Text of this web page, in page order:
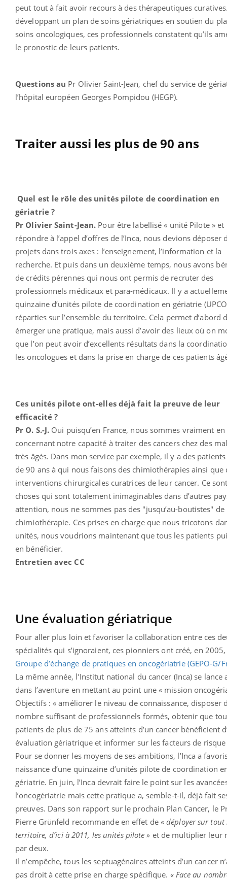
peut tout à fait avoir recours à des thérapeutiques
développant un plan de soins gériatriques en soutien du
soins oncologiques, ces professionnels constatent qu’ils
le pronostic de leurs patients.
Questions au Pr Olivier Saint-Jean, chef du service de
l’hôpital européen Georges Pompidou (HEGP).
Traiter aussi les plus de 90 ans
Quel est le rôle des unités pilote de coordination en
gériatrie ?
Pr Olivier Saint-Jean. Pour être labellisé « unité Pilote » et
répondre à l’appel d’offres de l’Inca, nous devions déposer
projets dans trois axes : l’enseignement, l’information et la
recherche. Et puis dans un deuxième temps, nous avons
de crédits pérennes qui nous ont permis de recruter des
professionnels médicaux et para-médicaux. Il y a
quinzaine d’unités pilote de coordination en gériatrie
réparties sur l’ensemble du territoire. Cela permet d’abord
émerger une pratique, mais aussi d’avoir des lieux où on
que l’on peut avoir d’excellents résultats dans la
les oncologues et dans la prise en charge de ces patients
Ces unités pilote ont-elles déjà fait la preuve de leur
efficacité ?
Pr O. S.-J. Oui puisqu’en France, nous sommes vraiment en
concernant notre capacité à traiter des cancers chez des
très âgés. Dans mon service par exemple, il y a des
de 90 ans à qui nous faisons des chimiothérapies ainsi que
interventions chirurgicales curatrices de leur cancer. Ce
choses qui sont totalement inimaginables dans d’autres
attention, nous ne sommes pas des "jusqu’au-boutistes" de
chimiothérapie. Ces prises en charge que nous tricotons
unités, nous voudrions maintenant que tous les patients
en bénéficier.
Entretien avec CC
Une évaluation gériatrique
Pour aller plus loin et favoriser la collaboration entre ces
spécialités qui s’ignoraient, ces pionniers ont créé, en
Groupe d’échange de pratiques en oncogériatrie (GEPO-G/
La même année, l’Institut national du cancer (Inca) se lance
dans l’aventure en mettant au point une « mission
Objectifs : « améliorer le niveau de connaissance, disposer
nombre suffisant de professionnels formés, obtenir que
patients de plus de 75 ans atteints d’un cancer bénéficient
évaluation gériatrique et informer sur les facteurs de risque
Pour se donner les moyens de ses ambitions, l’Inca a
naissance d’une quinzaine d’unités pilote de coordination
gériatrie. En juin, l’Inca devrait faire le point sur les
l’oncogériatrie mais cette pratique a, semble-t-il, déjà fait
preuves. Dans son rapport sur le prochain Plan Cancer, le
Pierre Grünfeld recommande en effet de « déployer sur tout
territoire, d’ici à 2011, les unités pilote » et de multiplier leur
par deux.
Il n’empêche, tous les septuagénaires atteints d’un cancer
pas droit à cette prise en charge spécifique. « Face au